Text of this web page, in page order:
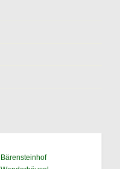
Bärensteinhof